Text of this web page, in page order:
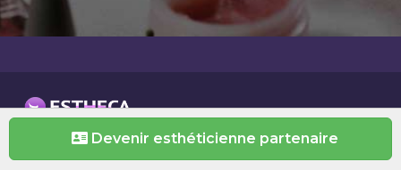
Devenir esthéticienne partenaire